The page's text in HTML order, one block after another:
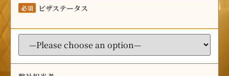
必須 ビザステータス